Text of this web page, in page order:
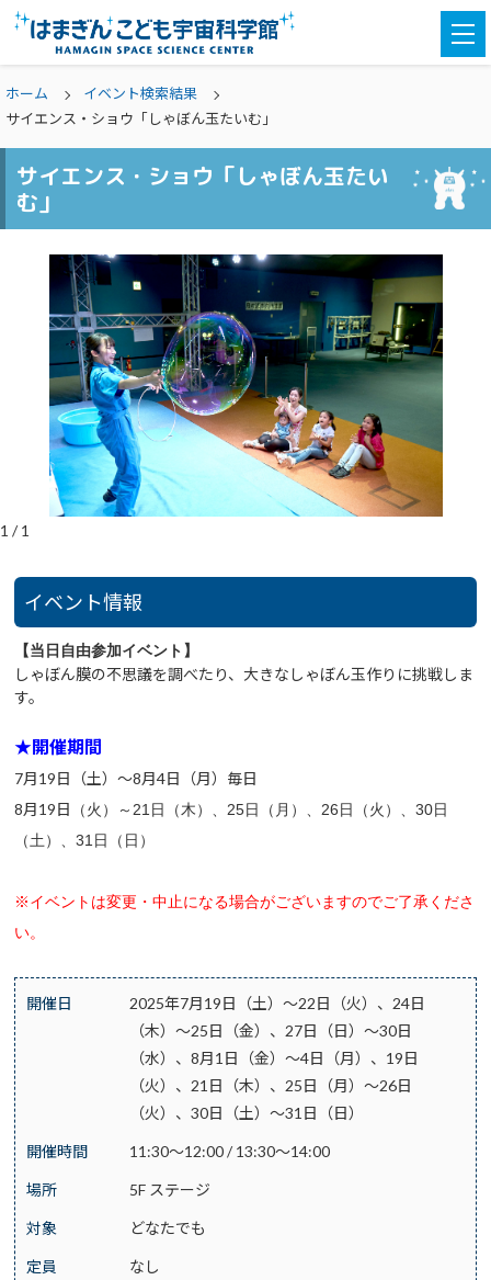
ホーム
イベント検索結果
サイエンス・ショウ「しゃぼん玉たいむ」
サイエンス・ショウ「しゃぼん玉たい
む」
1 /1
イベント情報
【当日自由参加イベント】
しゃぼん膜の不思議を調べたり、大きなしゃぼん玉作りに挑戦しま
す。
★開催期間
7月19日（土）～8月4日（月）毎日
8月19日
（火）
～21日（木）、25日（月）、26日（火）、30日
（土）、31日（日）
※イベントは変更・中止になる場合がございますのでご了承くださ
い。
開催日
2025年7月19日（土）～22日（火）、24日
（木）～25日（金）、27日（日）～30日
（水）、8月1日（金）～4日（月）、19日
（火）、21日（木）、25日（月）～26日
（火）、30日（土）～31日（日）
開催時間 11:30～12:00 / 13:30～14:00
場所 5F ステージ
対象 どなたでも
定員 なし